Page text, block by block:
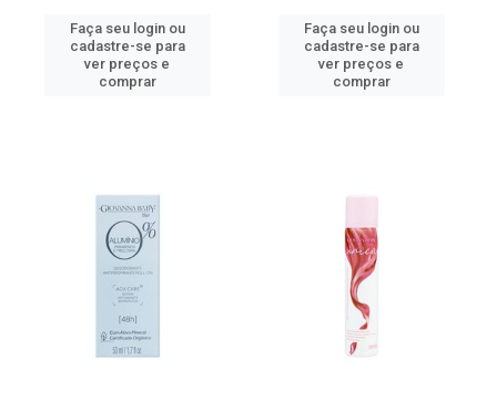
Faça seu login ou
cadastre-se para
ver preços e
comprar
Faça seu login ou
cadastre-se para
ver preços e
comprar